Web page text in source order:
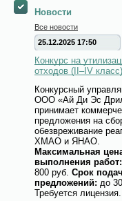
Новости
Все новости
25.12.2025 17:50
Конкурс на
отходов (II–IV класс)
Конкурсный
ООО «Ай Ди Эс
принимает
предложения на
обезвреживание
ХМАО и ЯНАО.
Максимальная
выполнения работ:
800 руб. Срок
предложений: до
Требуется лицензия.